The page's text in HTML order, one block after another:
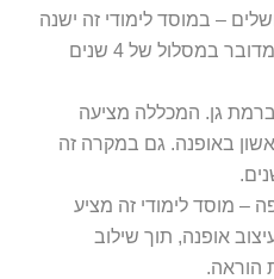
– במוסד לימודי זה ישנה
מגמת צורפות ואופנה. מדובר במסלול של 4 שנים
גן. המכללה מציעה
באופנה. גם במקרה זה
– מוסד לימודי זה מציע
אופנה, תוך שילוב
הוראה.